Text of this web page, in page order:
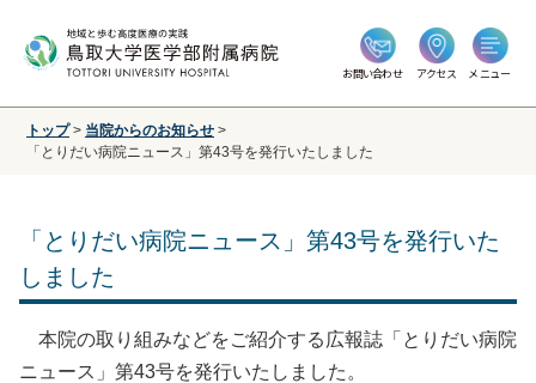
お問い合わせ アクセス メニュー
トップ > 当院からのお知らせ >
「とりだい病院ニュース」第43号を発行いたしました
「とりだい病院ニュース」第43号を発行いた
しました
本院の取り組みなどをご紹介する広報誌「とりだい病院
ニュース」第43号を発行いたしました。